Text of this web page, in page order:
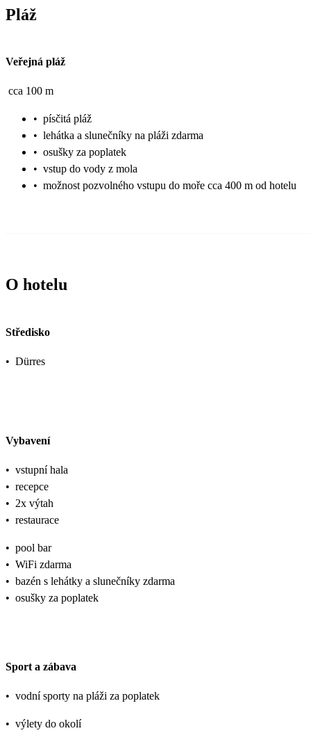
Pláž
Veřejná pláž
cca 100 m
• písčitá pláž
• lehátka a slunečníky na pláži zdarma
• osušky za poplatek
• vstup do vody z mola
• možnost pozvolného vstupu do moře cca 400 m od hotelu
O hotelu
Středisko
• Dürres
Vybavení
• vstupní hala
• recepce
• 2x výtah
• restaurace
• pool bar
• WiFi zdarma
• bazén s lehátky a slunečníky zdarma
• osušky za poplatek
Sport a zábava
• vodní sporty na pláži za poplatek
• výlety do okolí